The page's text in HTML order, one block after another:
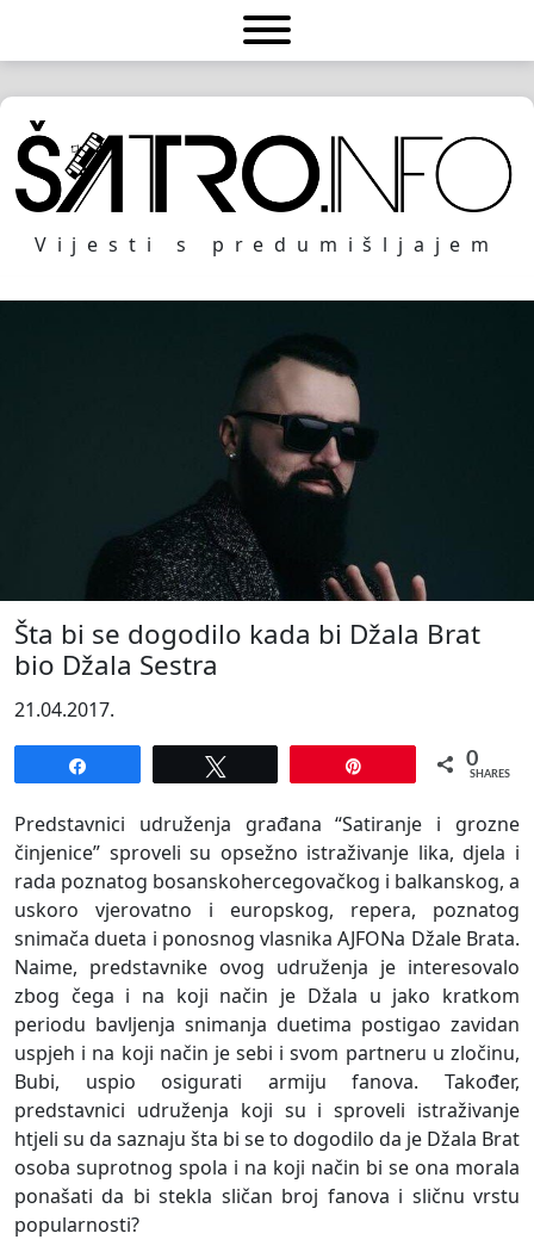
Vijesti s predumišljajem
Šta bi se dogodilo kada bi Džala Brat
bio Džala Sestra
21.04.2017.
0
SHARES
Predstavnici udruženja građana “Satiranje i grozne
činjenice” sproveli su opsežno istraživanje lika, djela i
rada poznatog bosanskohercegovačkog i balkanskog, a
uskoro vjerovatno i europskog, repera, poznatog
snimača dueta i ponosnog vlasnika AJFONa Džale Brata.
Naime, predstavnike ovog udruženja je interesovalo
zbog čega i na koji način je Džala u jako kratkom
periodu bavljenja snimanja duetima postigao zavidan
uspjeh i na koji način je sebi i svom partneru u zločinu,
Bubi, uspio osigurati armiju fanova. Također,
predstavnici udruženja koji su i sproveli istraživanje
htjeli su da saznaju šta bi se to dogodilo da je Džala Brat
osoba suprotnog spola i na koji način bi se ona morala
ponašati da bi stekla sličan broj fanova i sličnu vrstu
popularnosti?